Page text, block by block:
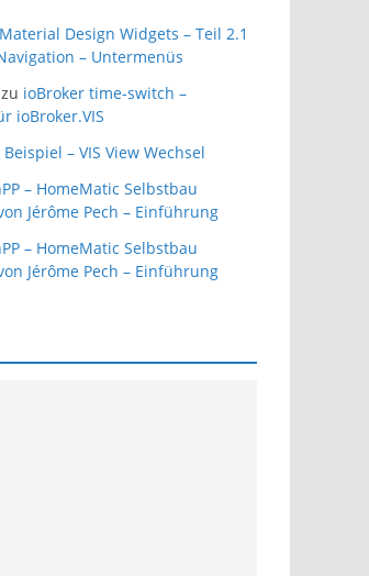
Design Widgets – Teil 2.1
– Untermenüs
zu ioBroker time-switch –
ioBroker.VIS
Beispiel – VIS View Wechsel
– HomeMatic Selbstbau
Jérôme Pech – Einführung
– HomeMatic Selbstbau
Jérôme Pech – Einführung